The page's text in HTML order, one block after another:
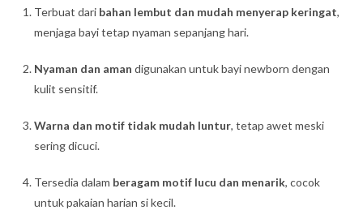
Terbuat dari bahan lembut dan mudah menyerap keringat,
menjaga bayi tetap nyaman sepanjang hari.
Nyaman dan aman digunakan untuk bayi newborn dengan
kulit sensitif.
Warna dan motif tidak mudah luntur, tetap awet meski
sering dicuci.
Tersedia dalam beragam motif lucu dan menarik, cocok
untuk pakaian harian si kecil.